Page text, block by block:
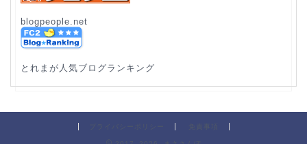
blogpeople.net
とれまが人気ブログランキング